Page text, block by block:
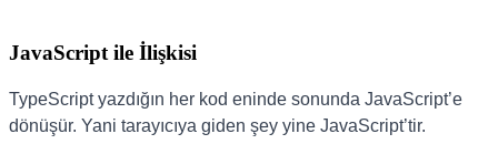
JavaScript ile İlişkisi
TypeScript yazdığın her kod eninde sonunda JavaScript’e
dönüşür. Yani tarayıcıya giden şey yine JavaScript’tir.